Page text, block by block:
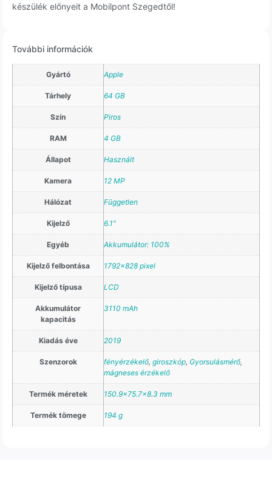
készülék előnyeit a Mobilpont Szegedtől!
További információk
Gyártó Apple
Tárhely 64 GB
Szín Piros
RAM 4 GB
Állapot Használt
Kamera 12 MP
Hálózat Független
Kijelző 6.1"
Egyéb Akkumulátor: 100%
Kijelző felbontása 1792×828 pixel
Kijelző típusa LCD
Akkumulátor
kapacitás
3110 mAh
Kiadás éve 2019
Szenzorok fényérzékelő, giroszkóp, Gyorsulásmérő,
mágneses érzékelő
Termék méretek 150.9×75.7×8.3 mm
Termék tömege 194 g